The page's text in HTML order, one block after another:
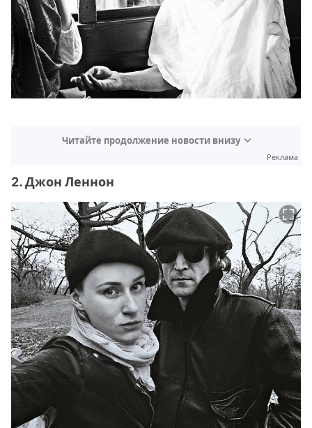
Читайте продолжение новости внизу
Реклама
2. Джон Леннон